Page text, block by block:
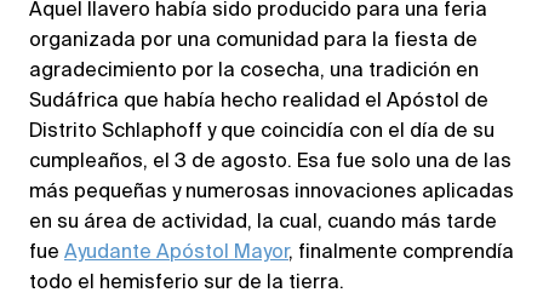
Aquel llavero había sido producido para una feria
organizada por una comunidad para la fiesta de
agradecimiento por la cosecha, una tradición en
Sudáfrica que había hecho realidad el Apóstol de
Distrito Schlaphoff y que coincidía con el día de su
cumpleaños, el 3 de agosto. Esa fue solo una de las
más pequeñas y numerosas innovaciones aplicadas
en su área de actividad, la cual, cuando más tarde
fue Ayudante Apóstol Mayor, finalmente comprendía
todo el hemisferio sur de la tierra.